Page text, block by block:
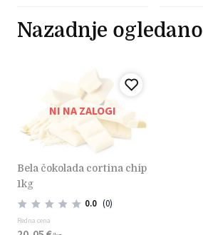
Nazadnje ogledano
NI NA ZALOGI
bela čokolada cortina chip
1kg
0.0 (0)
Redna cena